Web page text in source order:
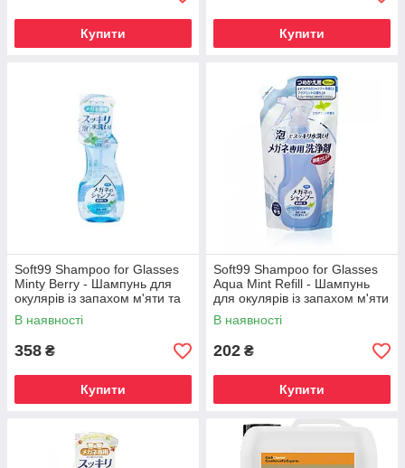
Купити Купити
Soft99 Shampoo for Glasses
Minty Berry - Шампунь для
окулярів із запахом м'яти та
ягід, 200 мл
В наявності
358 ₴
Купити
Soft99 Shampoo for Glasses
Aqua Mint Refill - Шампунь
для окулярів із запахом м'яти
(запаска), 150 мл
В наявності
202 ₴
Купити